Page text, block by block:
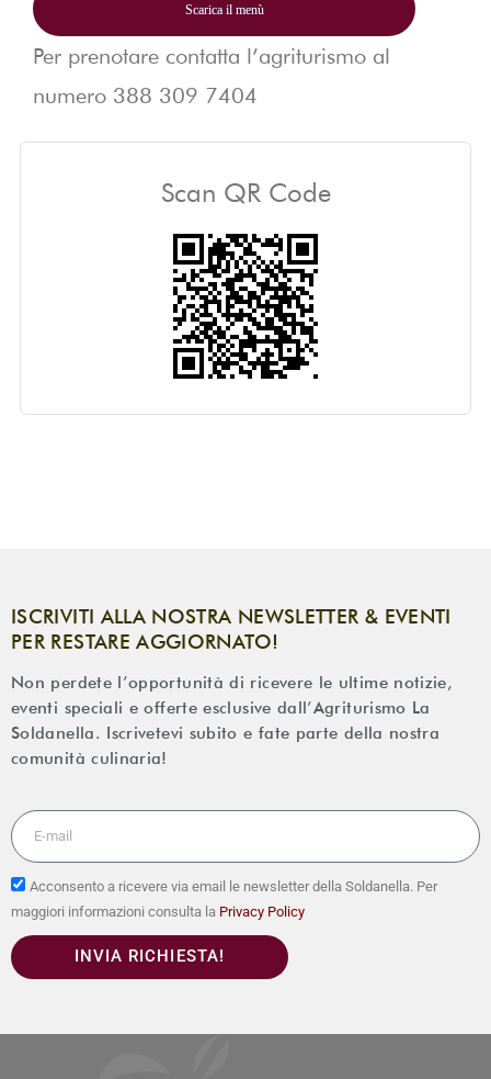
Scarica il menù
Per prenotare contatta l’agriturismo al
numero 388 309 7404
Scan QR Code
ISCRIVITI ALLA NOSTRA NEWSLETTER & EVENTI
PER RESTARE AGGIORNATO!
Non perdete l’opportunità di ricevere le ultime notizie,
eventi speciali e offerte esclusive dall’Agriturismo La
Soldanella. Iscrivetevi subito e fate parte della nostra
comunità culinaria!
Acconsento a ricevere via email le newsletter della Soldanella. Per
maggiori informazioni consulta la Privacy Policy
INVIA RICHIESTA!